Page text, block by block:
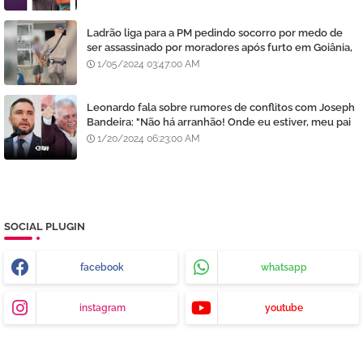
Ladrão liga para a PM pedindo socorro por medo de
ser assassinado por moradores após furto em Goiânia,
diz polícia
1/05/2024 03:47:00 AM
Leonardo fala sobre rumores de conflitos com Joseph
Bandeira: "Não há arranhão! Onde eu estiver, meu pai
estará e vice-versa"
1/20/2024 06:23:00 AM
SOCIAL PLUGIN
facebook whatsapp
instagram youtube